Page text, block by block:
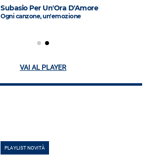
Subasio Per Un'Ora D'Amore
Ogni canzone, un'emozione
VAI AL PLAYER
PLAYLIST NOVITÀ